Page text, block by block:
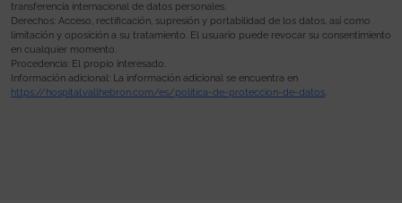
transferencia internacional de datos personales.
Derechos: Acceso, rectificación, supresión y portabilidad de los datos, así como
limitación y oposición a su tratamiento. El usuario puede revocar su consentimiento
en cualquier momento.
Procedencia: El propio interesado.
Información adicional: La información adicional se encuentra en
https://hospital.vallhebron.com/es/politica-de-proteccion-de-datos